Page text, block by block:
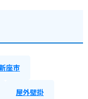
座市
屋外壁掛